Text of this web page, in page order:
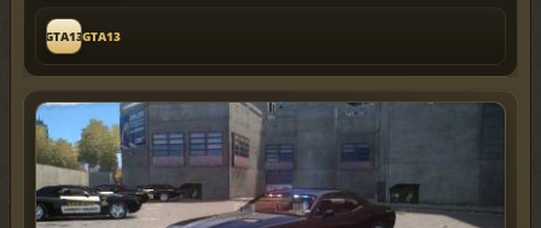
GTA13GTA13